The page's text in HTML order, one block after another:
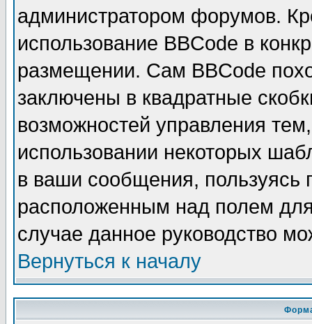
администратором форумов.
использование BBCode в
размещении. Сам BBCode
заключены в квадратные
возможностей управления
использовании некоторых
в ваши сообщения,
расположенным над полем
случае данное руководство
Вернуться к началу